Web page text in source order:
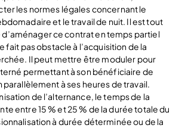
les normes légales concernant le
et le travail de nuit. Il est tout
ce contrat en temps partiel
fait pas obstacle à l’acquisition de la
Il peut mettre être moduler pour
permettant à son bénéficiaire de
à ses heures de travail.
de l’alternance, le temps de la
entre 15 % et 25 % de la durée totale du
à durée déterminée ou de la